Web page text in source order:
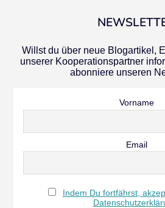
Willst du über neue Blogartikel,
unserer Kooperationspartner
abonniere unseren
Vorname
Email
Indem Du fortfährst,